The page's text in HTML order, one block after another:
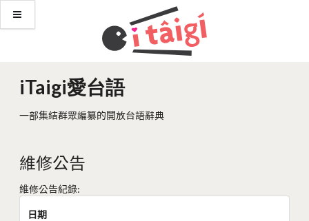
iTaigi愛台語
一部集結群眾編纂的開放台語辭典
維修公告
維修公告紀錄:
日期